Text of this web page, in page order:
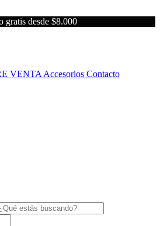
gratis desde $8.000
VENTA Accesorios Contacto